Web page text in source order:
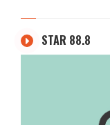
STAR 88.8